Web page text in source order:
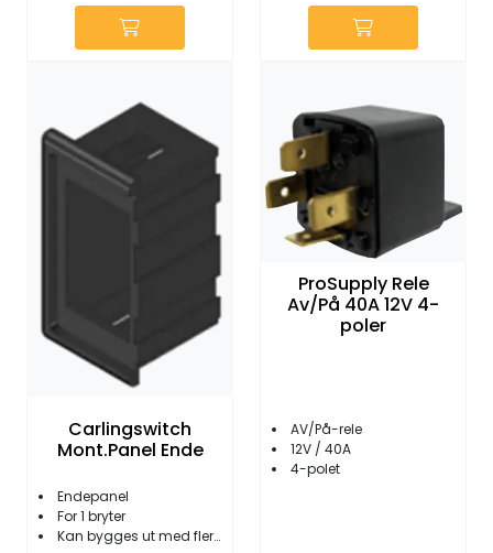
Carlingswitch
Mont.Panel Ende
Endepanel
For 1 bryter
Kan bygges ut med flere paneler
ProSupply Rele
Av/På 40A 12V 4-
poler
AV/På-rele
12V / 40A
4-polet